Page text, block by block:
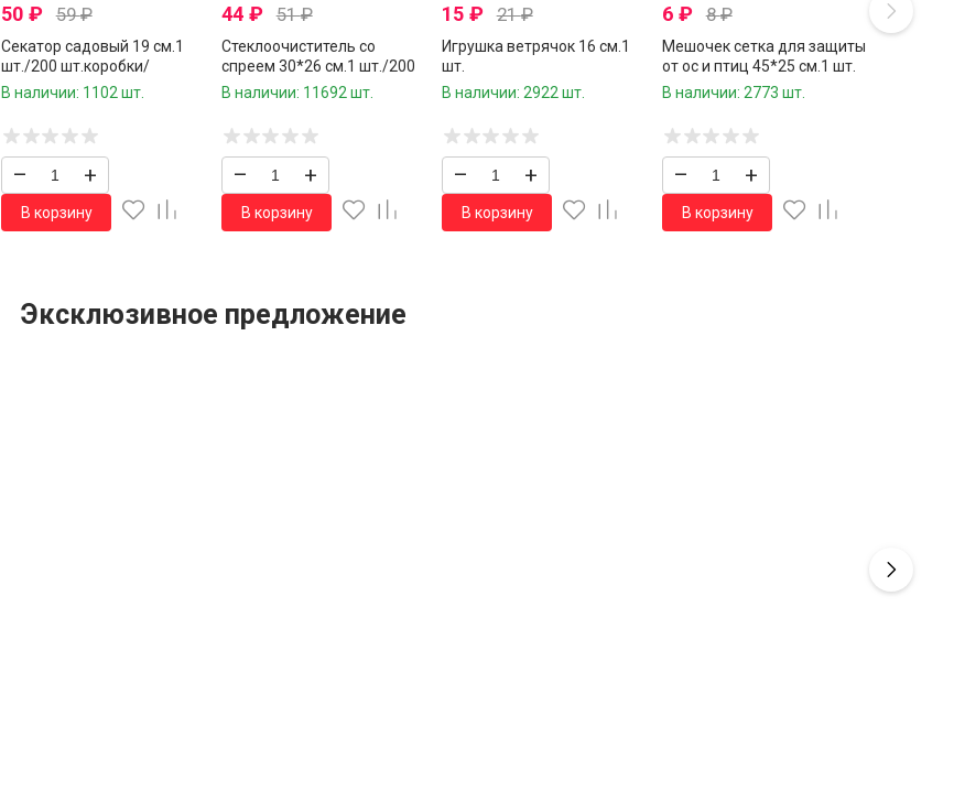
50₽ 59₽
Секатор садовый 19 см.1
шт./200 шт.коробки/
В наличии: 1102 шт.
– +
В корзину
44₽ 51₽
Стеклоочиститель со
спреем 30*26 см.1 шт./200
шт.коробка/
В наличии: 11692 шт.
– +
В корзину
15₽ 21₽
Игрушка ветрячок 16 см.1
шт.
В наличии: 2922 шт.
– +
В корзину
6₽ 8₽
Мешочек сетка для защиты
от ос и птиц 45*25 см.1 шт.
В наличии: 2773 шт.
– +
В корзину
Эксклюзивное предложение